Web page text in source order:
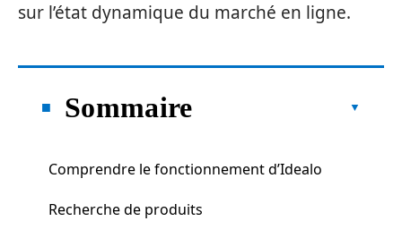
sur l’état dynamique du marché en ligne.
Sommaire
Comprendre le fonctionnement d’Idealo
Recherche de produits